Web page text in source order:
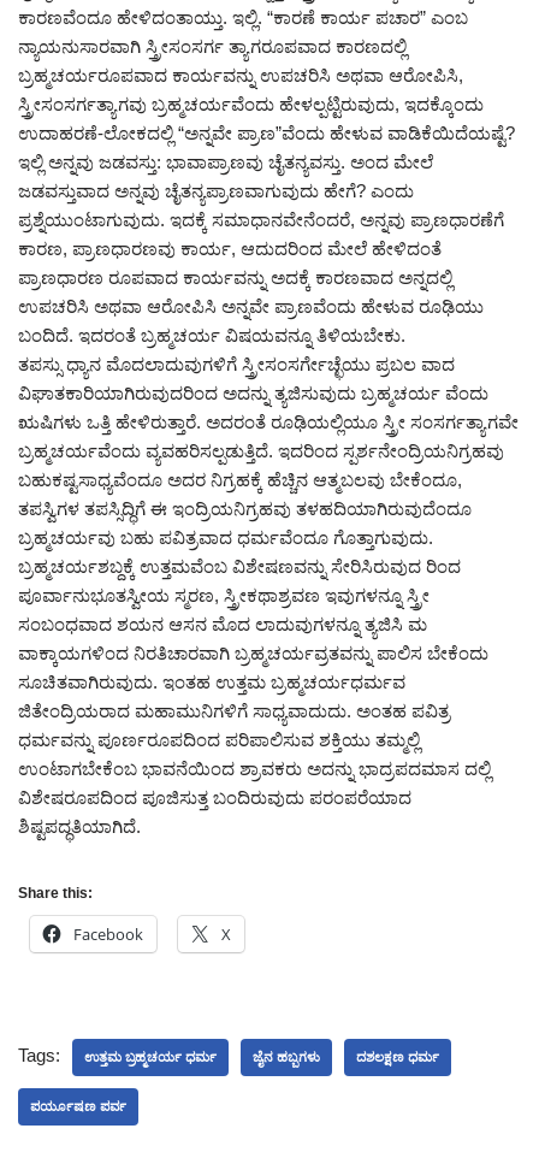
ಕಾರಣವೆಂದೂ ಹೇಳಿದಂತಾಯ್ತು. ಇಲ್ಲಿ. “ಕಾರಣೆ ಕಾರ್ಯ ಪಚಾರ” ಎಂಬ
ನ್ಯಾಯನುಸಾರವಾಗಿ ಸ್ತ್ರೀಸಂಸರ್ಗ ತ್ಯಾಗರೂಪವಾದ ಕಾರಣದಲ್ಲಿ
ಬ್ರಹ್ಮಚರ್ಯರೂಪವಾದ ಕಾರ್ಯವನ್ನು ಉಪಚರಿಸಿ ಅಥವಾ ಆರೋಪಿಸಿ,
ಸ್ತ್ರೀಸಂಸರ್ಗತ್ಯಾಗವು ಬ್ರಹ್ಮಚರ್ಯವೆಂದು ಹೇಳಲ್ಪಟ್ಟಿರುವುದು, ಇದಕ್ಕೊಂದು
ಉದಾಹರಣೆ-ಲೋಕದಲ್ಲಿ “ಅನ್ನವೇ ಪ್ರಾಣ”ವೆಂದು ಹೇಳುವ ವಾಡಿಕೆಯಿದೆಯಷ್ಟೆ?
ಇಲ್ಲಿ ಅನ್ನವು ಜಡವಸ್ತು: ಭಾವಾಪ್ರಾಣವು ಚೈತನ್ಯವಸ್ತು. ಅಂದ ಮೇಲೆ
ಜಡವಸ್ತುವಾದ ಅನ್ನವು ಚೈತನ್ಯಪ್ರಾಣವಾಗುವುದು ಹೇಗೆ? ಎಂದು
ಪ್ರಶ್ನೆಯುಂಟಾಗುವುದು. ಇದಕ್ಕೆ ಸಮಾಧಾನವೇನೆಂದರೆ, ಅನ್ನವು ಪ್ರಾಣಧಾರಣೆಗೆ
ಕಾರಣ, ಪ್ರಾಣಧಾರಣವು ಕಾರ್ಯ, ಆದುದರಿಂದ ಮೇಲೆ ಹೇಳಿದಂತೆ
ಪ್ರಾಣಧಾರಣ ರೂಪವಾದ ಕಾರ್ಯವನ್ನು ಅದಕ್ಕೆ ಕಾರಣವಾದ ಅನ್ನದಲ್ಲಿ
ಉಪಚರಿಸಿ ಅಥವಾ ಆರೋಪಿಸಿ ಅನ್ನವೇ ಪ್ರಾಣವೆಂದು ಹೇಳುವ ರೂಢಿಯು
ಬಂದಿದೆ. ಇದರಂತೆ ಬ್ರಹ್ಮಚರ್ಯ ವಿಷಯವನ್ನೂ ತಿಳಿಯಬೇಕು.
ತಪಸ್ಸು ಧ್ಯಾನ ಮೊದಲಾದುವುಗಳಿಗೆ ಸ್ತ್ರೀಸಂಸರ್ಗೇಚ್ಛೆಯು ಪ್ರಬಲ ವಾದ
ವಿಘಾತಕಾರಿಯಾಗಿರುವುದರಿಂದ ಅದನ್ನು ತ್ಯಜಿಸುವುದು ಬ್ರಹ್ಮಚರ್ಯ ವೆಂದು
ಋಷಿಗಳು ಒತ್ತಿ ಹೇಳಿರುತ್ತಾರೆ. ಅದರಂತೆ ರೂಢಿಯಲ್ಲಿಯೂ ಸ್ತ್ರೀ ಸಂಸರ್ಗತ್ಯಾಗವೇ
ಬ್ರಹ್ಮಚರ್ಯವೆಂದು ವ್ಯವಹರಿಸಲ್ಪಡುತ್ತಿದೆ. ಇದರಿಂದ ಸ್ಪರ್ಶನೇಂದ್ರಿಯನಿಗ್ರಹವು
ಬಹುಕಷ್ಟಸಾಧ್ಯವೆಂದೂ ಅದರ ನಿಗ್ರಹಕ್ಕೆ ಹೆಚ್ಚಿನ ಆತ್ಮಬಲವು ಬೇಕೆಂದೂ,
ತಪಸ್ವಿಗಳ ತಪಸ್ಸಿದ್ಧಿಗೆ ಈ ಇಂದ್ರಿಯನಿಗ್ರಹವು ತಳಹದಿಯಾಗಿರುವುದೆಂದೂ
ಬ್ರಹ್ಮಚರ್ಯವು ಬಹು ಪವಿತ್ರವಾದ ಧರ್ಮವೆಂದೂ ಗೊತ್ತಾಗುವುದು.
ಬ್ರಹ್ಮಚರ್ಯಶಬ್ದಕ್ಕೆ ಉತ್ತಮವೆಂಬ ವಿಶೇಷಣವನ್ನು ಸೇರಿಸಿರುವುದ ರಿಂದ
ಪೂರ್ವಾನುಭೂತಸ್ವೀಯ ಸ್ಮರಣ, ಸ್ತ್ರೀಕಥಾಶ್ರವಣ ಇವುಗಳನ್ನೂ ಸ್ತ್ರೀ
ಸಂಬಂಧವಾದ ಶಯನ ಆಸನ ಮೊದ ಲಾದುವುಗಳನ್ನೂ ತ್ಯಜಿಸಿ ಮ
ವಾಕ್ಕಾಯಗಳಿಂದ ನಿರತಿಚಾರವಾಗಿ ಬ್ರಹ್ಮಚರ್ಯವ್ರತವನ್ನು ಪಾಲಿಸ ಬೇಕೆಂದು
ಸೂಚಿತವಾಗಿರುವುದು. ಇಂತಹ ಉತ್ತಮ ಬ್ರಹ್ಮಚರ್ಯಧರ್ಮವ
ಜಿತೇಂದ್ರಿಯರಾದ ಮಹಾಮುನಿಗಳಿಗೆ ಸಾಧ್ಯವಾದುದು. ಅಂತಹ ಪವಿತ್ರ
ಧರ್ಮವನ್ನು ಪೂರ್ಣರೂಪದಿಂದ ಪರಿಪಾಲಿಸುವ ಶಕ್ತಿಯು ತಮ್ಮಲ್ಲಿ
ಉಂಟಾಗಬೇಕೆಂಬ ಭಾವನೆಯಿಂದ ಶ್ರಾವಕರು ಅದನ್ನು ಭಾದ್ರಪದಮಾಸ ದಲ್ಲಿ
ವಿಶೇಷರೂಪದಿಂದ ಪೂಜಿಸುತ್ತ ಬಂದಿರುವುದು ಪರಂಪರೆಯಾದ
ಶಿಷ್ಟಪದ್ಧತಿಯಾಗಿದೆ.
Share this:
Facebook X
Tags: ಉತ್ತಮ ಬ್ರಹ್ಮಚರ್ಯ ಧರ್ಮ ಜೈನ ಹಬ್ಬಗಳು ದಶಲಕ್ಷಣ ಧರ್ಮ
ಪರ್ಯೂಷಣ ಪರ್ವ